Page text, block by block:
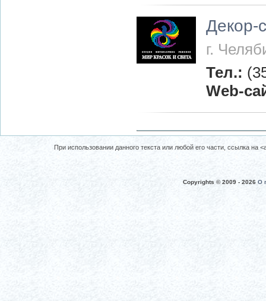
Декор-
г.
Тел.:
Web-
При использовании данного текста или любой его части, ссылка
Copyrights © 2009 - 2026 О